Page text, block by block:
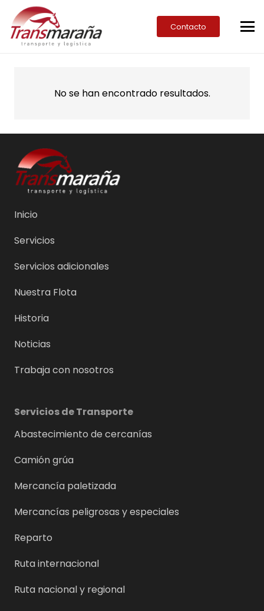
Contacto
No se han encontrado resultados.
Inicio
Servicios
Servicios adicionales
Nuestra Flota
Historia
Noticias
Trabaja con nosotros
Servicios de Transporte
Abastecimiento de cercanías
Camión grúa
Mercancía paletizada
Mercancías peligrosas y especiales
Reparto
Ruta internacional
Ruta nacional y regional